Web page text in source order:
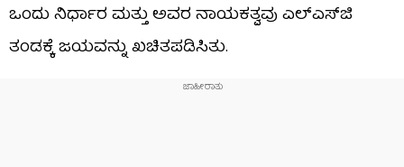
ಒಂದು ನಿರ್ಧಾರ ಮತ್ತು ಅವರ ನಾಯಕತ್ವವು ಎಲ್​ಎಸ್​ಜಿ
ತಂಡಕ್ಕೆ ಜಯವನ್ನು ಖಚಿತಪಡಿಸಿತು.